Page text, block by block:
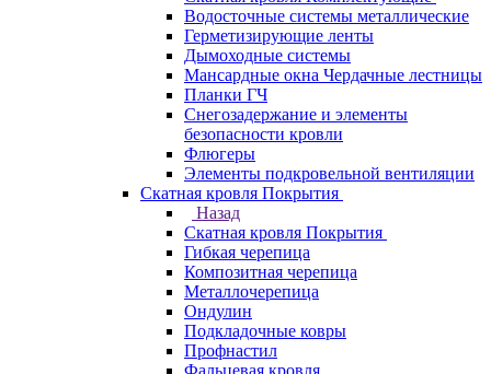
Водосточные системы металлические
Герметизирующие ленты
Дымоходные системы
Мансардные окна Чердачные лестницы
Планки ГЧ
Снегозадержание и элементы
безопасности кровли
Флюгеры
Элементы подкровельной вентиляции
Скатная кровля Покрытия
Назад
Скатная кровля Покрытия
Гибкая черепица
Композитная черепица
Металлочерепица
Ондулин
Подкладочные ковры
Профнастил
Фальцевая кровля